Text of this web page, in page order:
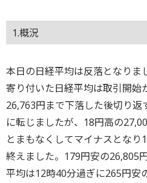
1.概況
本日の日経平均は反落となりま
寄り付いた日経平均は取引開始
26,763円まで下落した後切り
に転じましたが、18円高の
とまもなくしてマイナスとな
終えました。179円安の26,805
平均は12時40分過ぎに265円安